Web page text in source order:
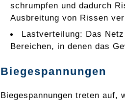
schrumpfen und dadurch
Ausbreitung von Rissen
Lastverteilung: Das
Bereichen, in denen das
Biegespannungen
Biegespannungen treten auf,